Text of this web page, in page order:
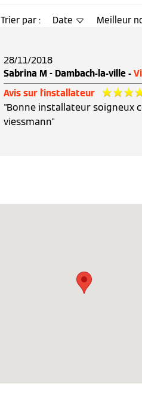
Trier par : Date Meilleur
28/11/2018
Sabrina M - Dambach-la-ville -
Avis sur l'installateur
"Bonne installateur soigneux
viessmann"